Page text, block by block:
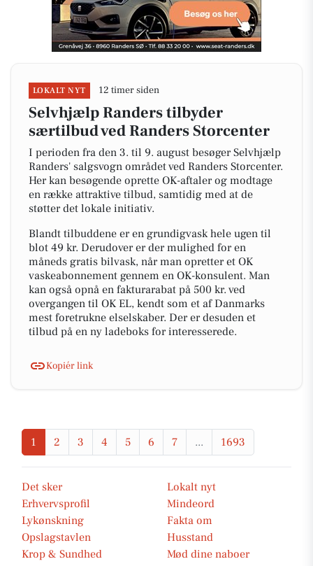
LOKALT NYT 12 timer siden
Selvhjælp Randers tilbyder
særtilbud ved Randers Storcenter
I perioden fra den 3. til 9. august besøger Selvhjælp
Randers' salgsvogn området ved Randers Storcenter.
Her kan besøgende oprette OK-aftaler og modtage
en række attraktive tilbud, samtidig med at de
støtter det lokale initiativ.
Blandt tilbuddene er en grundigvask hele ugen til
blot 49 kr. Derudover er der mulighed for en
måneds gratis bilvask, når man opretter et OK
vaskeabonnement gennem en OK-konsulent. Man
kan også opnå en fakturarabat på 500 kr. ved
overgangen til OK EL, kendt som et af Danmarks
mest foretrukne elselskaber. Der er desuden et
tilbud på en ny ladeboks for interesserede.
Kopiér link
1 2 3 4 5 6 7 ... 1693
Det sker
Lokalt nyt
Erhvervsprofil
Mindeord
Lykønskning
Fakta om
Opslagstavlen
Husstand
Krop & Sundhed
Mød dine naboer